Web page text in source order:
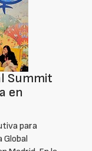
Summit
en
para
Global